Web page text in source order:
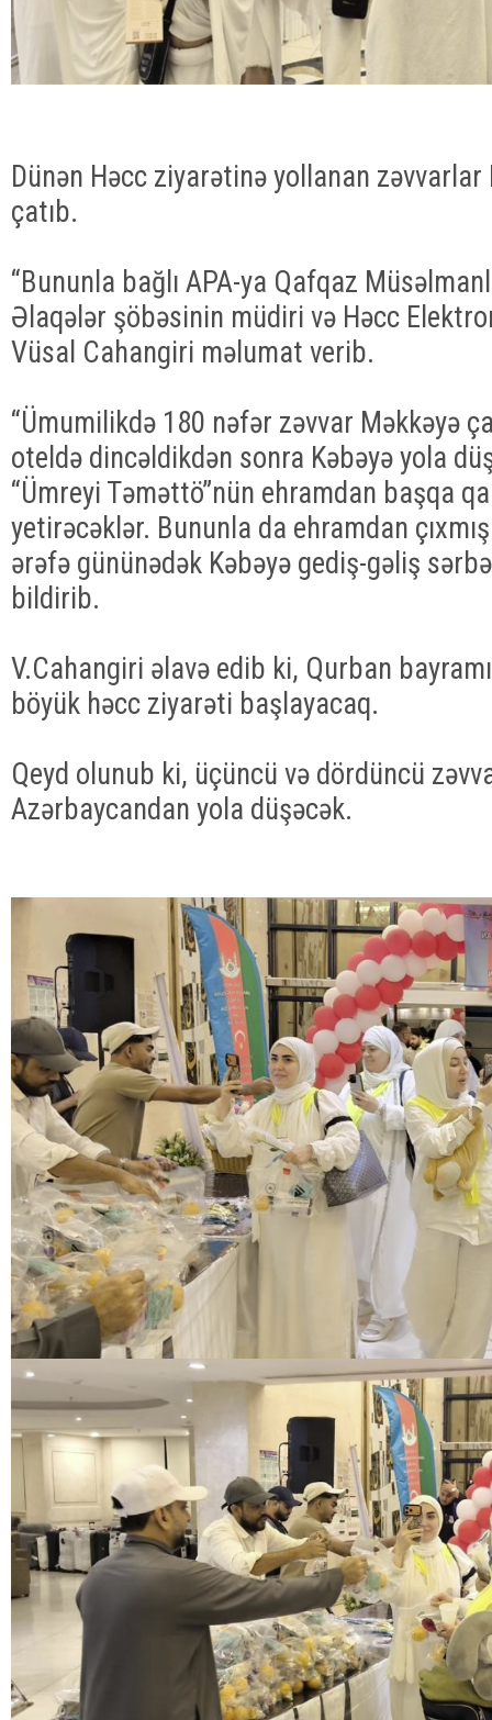
Dünən Həcc ziyarətinə yollanan zəvvarlar
çatıb.
“Bununla bağlı APA-ya Qafqaz
Əlaqələr şöbəsinin müdiri və Həcc
Vüsal Cahangiri məlumat verib.
“Ümumilikdə 180 nəfər zəvvar Məkkəyə
oteldə dincəldikdən sonra Kəbəyə yola
“Ümreyi Təməttö”nün ehramdan başqa
yetirəcəklər. Bununla da ehramdan
ərəfə gününədək Kəbəyə gediş-gəliş
bildirib.
V.Cahangiri əlavə edib ki, Qurban
böyük həcc ziyarəti başlayacaq.
Qeyd olunub ki, üçüncü və dördüncü
Azərbaycandan yola düşəcək.